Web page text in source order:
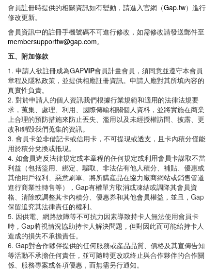
會員註冊時提供的相關資訊如有變動，請進入官網（Gap.tw）進行
修改更新。
會員資訊中的註冊手機號碼不可進行修改，如需修改請發送郵件至
membersupporttw@gap.com。
五、附加條款
1. 申請人欲註冊成為GAPVIP會員計畫會員，須同意並遵守本會員
章程及隱私政策，並提供相應註冊資訊。申請人應對其所填內容的
真實性負責。
2. 對於申請人的個人資訊我們根據行業規範和適用的法律法規要
求，蒐集、處理、利用、國際傳輸相關個人資料，並將實施在商業
上合理的預防措施來防止丟失、濫用以及未經授權訪問、披露、更
改和銷毀我們蒐集的資訊。
3. 會員卡並非借記卡或信用卡，不可提現或透支，且卡內積分僅能
用於積分兌換或抵現。
4. 如會員違反法律規定或本章程的任何規定或利用會員卡謀取不當
利益（包括盜用、綁定、騙取、非法佔有他人積分、補貼、優惠或
其他用戶福利、惡意刷單、將所購産品在協力廠商網站或銷售管道
進行商業性轉售等），Gap有權單方取消或凍結或調降其會員資
格、清除或調整其卡內積分、優惠券和其他會員權益，並且，Gap
保留追究其法律責任的權利。
5. 因供電、網路故障等不可抗力因素導致持卡人無法使用會員卡
時，Gap將視情況協助持卡人解決問題，但對因此而可能給持卡人
造成的損失不承擔責任。
6. Gap對合作夥伴提供的任何服務或産品品質、價格及其宣傳告知
等活動不承擔任何責任，並可隨時更改或終止與合作夥伴的合作關
係、服務專案或各項優惠，而無需另行通知。